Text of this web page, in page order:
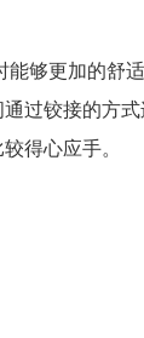
够更加的舒
过铰接的方
得心应手。